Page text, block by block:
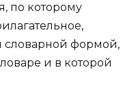
по которому
словарной формой,
и в которой